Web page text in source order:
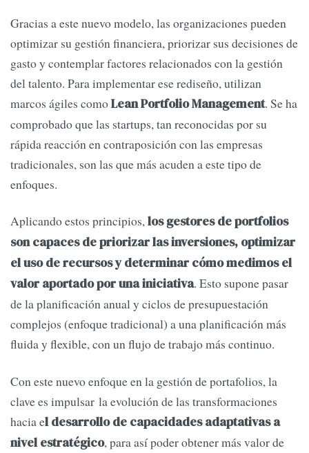
Gracias a este nuevo modelo, las organizaciones pueden
optimizar su gestión financiera, priorizar sus decisiones de
gasto y contemplar factores relacionados con la gestión
del talento. Para implementar ese rediseño, utilizan
marcos ágiles comoLean Portfolio Management. Se ha
comprobado que las startups, tan reconocidas por su
rápida reacción en contraposición con las empresas
tradicionales, son las que más acuden a este tipo de
enfoques.
Aplicando estos principios,los gestores de portfolios
son capaces de priorizar las inversiones, optimizar
el uso de recursos y determinar cómo medimos el
valor aportado por una iniciativa. Esto supone pasar
de la planificación anual y ciclos de presupuestación
complejos (enfoque tradicional) a una planificación más
fluida y flexible, con un flujo de trabajo más continuo.
Con este nuevo enfoque en la gestión de portafolios, la
clave es impulsar la evolución de las transformaciones
hacia el desarrollo de capacidades adaptativas a
nivel estratégico, para así poder obtener más valor de